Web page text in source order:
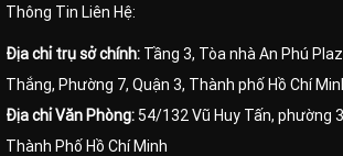
Thông Tin Liên Hệ:
Địa chỉ trụ sở chính: Tầng 3, Tòa nhà An Phú
Thắng, Phường 7, Quận 3, Thành phố Hồ Chí
Địa chỉ Văn Phòng: 54/132 Vũ Huy Tấn, phường
Thành Phố Hồ Chí Minh